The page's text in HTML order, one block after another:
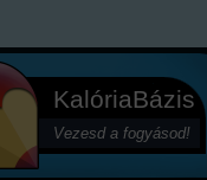
KalóriaBázis
Vezesd a fogyásod!